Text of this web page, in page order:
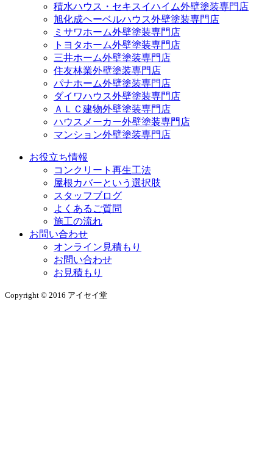
積水ハウス・セキスイハイム外壁塗装専門店
旭化成ヘーベルハウス外壁塗装専門店
ミサワホーム外壁塗装専門店
トヨタホーム外壁塗装専門店
三井ホーム外壁塗装専門店
住友林業外壁塗装専門店
パナホーム外壁塗装専門店
ダイワハウス外壁塗装専門店
ＡＬＣ建物外壁塗装専門店
ハウスメーカー外壁塗装専門店
マンション外壁塗装専門店
お役立ち情報
コンクリート再生工法
屋根カバーという選択肢
スタッフブログ
よくあるご質問
施工の流れ
お問い合わせ
オンライン見積もり
お問い合わせ
お見積もり
Copyright © 2016 アイセイ堂